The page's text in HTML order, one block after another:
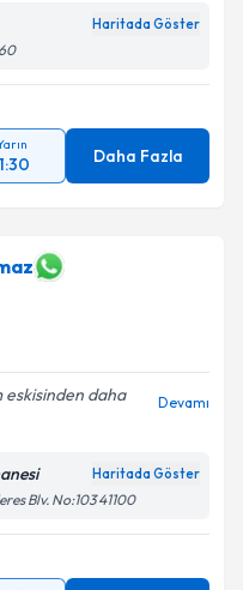
Haritada Göster
Daha Fazla
daha
Devamı
Haritada Göster
Blv. No:103 41100